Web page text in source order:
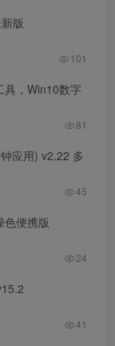
版
101
具，Win10数字
81
应用) v2.22 多
45
色便携版
24
41